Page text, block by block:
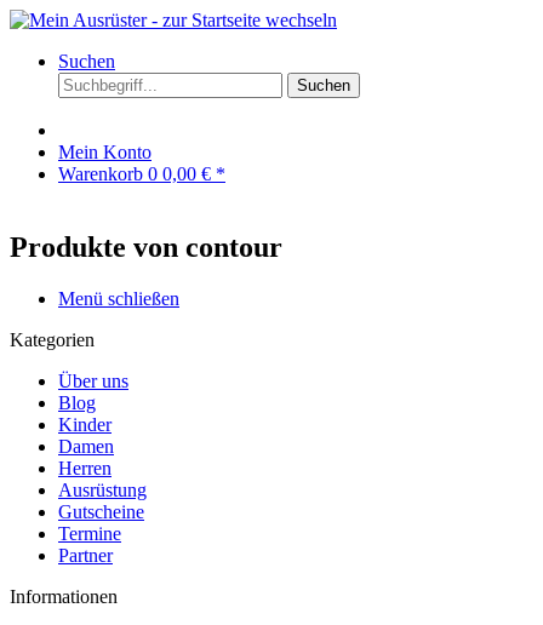
Suchen
Suchen
Mein Konto
Warenkorb 0 0,00 € *
Produkte von contour
Menü schließen
Kategorien
Über uns
Blog
Kinder
Damen
Herren
Ausrüstung
Gutscheine
Termine
Partner
Informationen